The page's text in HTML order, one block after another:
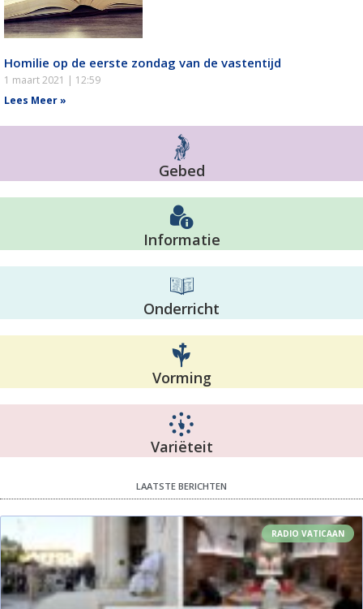
Homilie op de eerste zondag van de vastentijd
1 maart 2021
12:59
Lees Meer »
Gebed
Informatie
Onderricht
Vorming
Variëteit
LAATSTE BERICHTEN
RADIO VATICAAN